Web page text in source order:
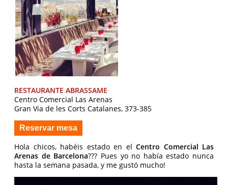
RESTAURANTE ABRASSAME
Centro Comercial Las Arenas
Gran Via de les Corts Catalanes, 373-385
Reservar mesa
Hola chicos, habéis estado en el Centro Comercial Las
Arenas de Barcelona??? Pues yo no había estado nunca
hasta la semana pasada, y me gustó mucho!